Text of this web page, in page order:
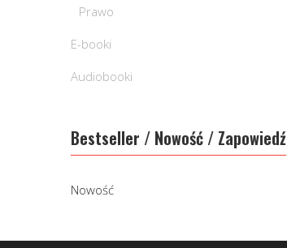
Prawo
E-booki
Audiobooki
Bestseller / Nowość / Zapowiedź
Nowość